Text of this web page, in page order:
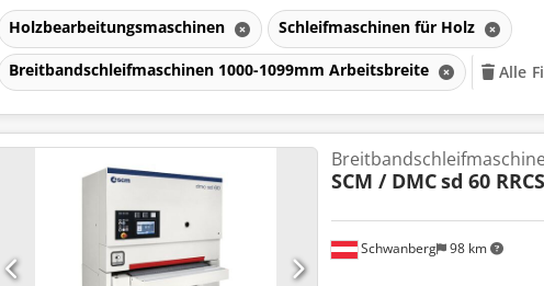
Holzbearbeitungsmaschinen Schleifmaschinen für Holz
Breitbandschleifmaschinen 1000-1099mm Arbeitsbreite Alle
Schwanberg 98 km
SCM / DMCsd 60 RRCS